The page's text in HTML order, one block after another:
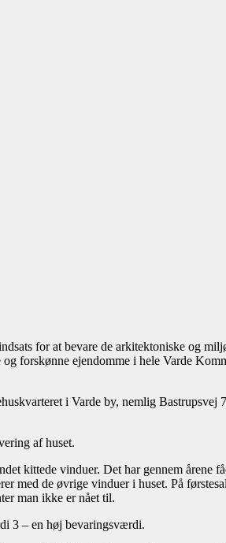
for at bevare de arkitektoniske og
forskønne ejendomme i hele Varde
i Varde by, nemlig
af huset.
kittede vinduer. Det har gennem årene
med de øvrige vinduer i huset. På
man ikke er nået til.
3 – en høj bevaringsværdi.